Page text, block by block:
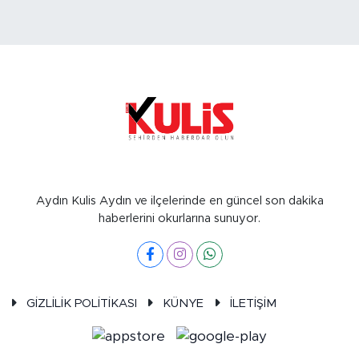
Aydın Kulis Aydın ve ilçelerinde en güncel son dakika
haberlerini okurlarına sunuyor.
GİZLİLİK POLİTİKASI KÜNYE İLETİŞİM